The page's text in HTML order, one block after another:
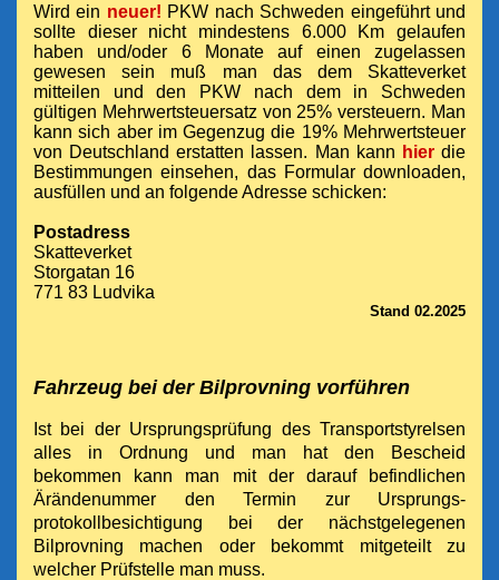
Wird ein neuer! PKW nach Schweden eingeführt und
sollte dieser nicht mindestens 6.000 Km gelaufen
haben und/oder 6 Monate auf einen zugelassen
gewesen sein muß man das dem Skatteverket
mitteilen und den PKW nach dem in Schweden
gültigen Mehrwertsteuersatz von 25% versteuern. Man
kann sich aber im Gegenzug die 19% Mehrwertsteuer
von Deutschland erstatten lassen. Man kann hier die
Bestimmungen einsehen, das Formular downloaden,
ausfüllen und an folgende Adresse schicken:
Postadress
Skatteverket
Storgatan 16
771 83 Ludvika
Stand 02.2025
Fahrzeug bei der Bilprovning vorführen
Ist bei der Ursprungsprüfung des Transportstyrelsen
alles in Ordnung und man hat den Bescheid
bekommen kann man mit der darauf befindlichen
Ärändenummer den Termin zur Ursprungs-
protokollbesichtigung bei der nächstgelegenen
Bilprovning machen oder bekommt mitgeteilt zu
welcher Prüfstelle man muss.